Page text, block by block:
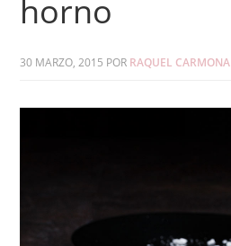
horno
30 MARZO, 2015 POR RAQUEL CARMONA